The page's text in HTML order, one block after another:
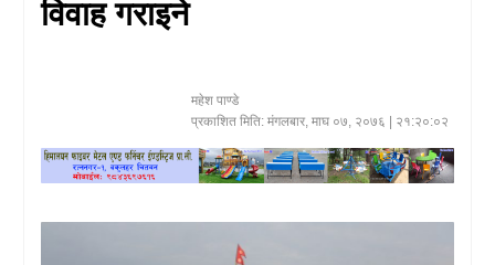
खेलकुद
विवाह गराइने
महेश पाण्डे
प्रकाशित मिति: मंगलबार, माघ ०७, २०७६ | २१:२०:०२